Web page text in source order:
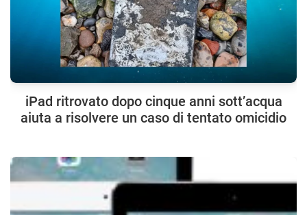
iPad ritrovato dopo cinque anni sott’acqua
aiuta a risolvere un caso di tentato omicidio